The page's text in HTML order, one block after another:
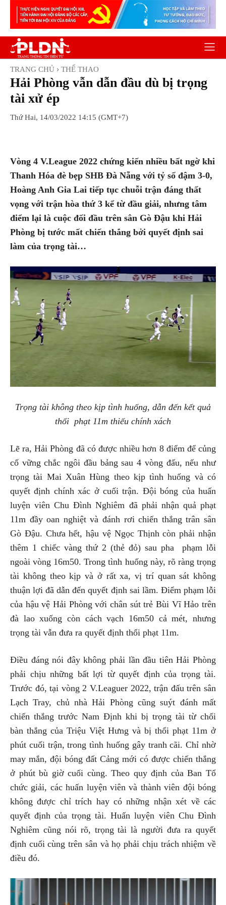
TRANG CHỦ THỂ THAO
Hải Phòng vẫn dẫn đầu dù bị trọng
tài xử ép
Thứ Hai, 14/03/2022 14:15 (GMT+7)
Vòng 4 V.League 2022 chứng kiến nhiều bất ngờ khi
Thanh Hóa đè bẹp SHB Đà Nẵng với tỷ số đậm 3-0,
Hoàng Anh Gia Lai tiếp tục chuỗi trận đáng thất
vọng với trận hòa thứ 3 kể từ đầu giải, nhưng tâm
điểm lại là cuộc đối đầu trên sân Gò Đậu khi Hải
Phòng bị tước mất chiến thắng bởi quyết định sai
làm của trọng tài…
Trọng tài không theo kịp tình huống, dẫn đến kết quả
thổi phạt 11m thiếu chính xách
Lẽ ra, Hải Phòng đã có được nhiều hơn 8 điểm để củng
cố vững chắc ngôi đầu bảng sau 4 vòng đấu, nếu như
trọng tài Mai Xuân Hùng theo kịp tình huống và có
quyết định chính xác ở cuối trận. Đội bóng của huấn
luyện viên Chu Đình Nghiêm đã phải nhận quả phạt
11m đầy oan nghiệt và đánh rơi chiến thắng trân sân
Gò Đậu. Chưa hết, hậu vệ Ngọc Thịnh còn phải nhận
thêm 1 chiếc vàng thứ 2 (thẻ đỏ) sau pha phạm lỗi
ngoài vòng 16m50. Trong tình huống này, rõ ràng trọng
tài không theo kịp và ở rất xa, vị trí quan sát không
thuận lợi đã dẫn đến quyết định sai lầm. Điểm phạm lỗi
của hậu vệ Hải Phòng với chân sút trẻ Bùi Vĩ Hảo trên
đà lao xuống còn cách vạch 16m50 cả mét, nhưng
trọng tài vẫn đưa ra quyết định thổi phạt 11m.
Điều đáng nói đây không phải lần đầu tiên Hải Phòng
phải chịu những bất lợi từ quyết định của trọng tài.
Trước đó, tại vòng 2 V.Leaguer 2022, trận đấu trên sân
Lạch Tray, chủ nhà Hải Phòng cũng suýt đánh mất
chiến thắng trước Nam Định khi bị trọng tài từ chối
bàn thắng của Triệu Việt Hưng và bị thổi phạt 11m ở
phút cuối trận, trong tình huống gây tranh cãi. Chỉ nhờ
may mắn, đội bóng đất Cảng mới có được chiến thắng
ở phút bù giờ cuối cùng. Theo quy định của Ban Tổ
chức giải, các huấn luyện viên và thành viên đội bóng
không được chỉ trích hay có những nhận xét về các
quyết định của trọng tài. Huấn luyện viên Chu Đình
Nghiêm cũng nói rõ, trọng tài là người đưa ra quyết
định cuối cùng trên sân và họ phải chịu trách nhiệm về
điều đó.